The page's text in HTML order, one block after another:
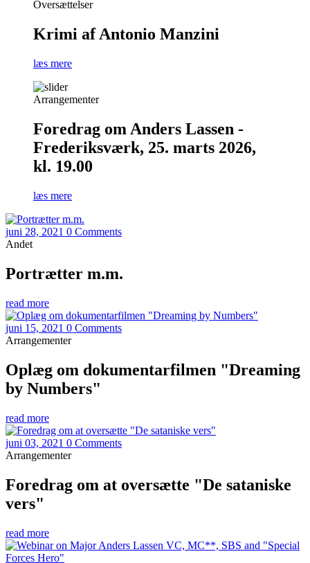
Oversættelser
Krimi af Antonio Manzini
læs mere
Arrangementer
Foredrag om Anders Lassen -
Frederiksværk, 25. marts 2026,
kl. 19.00
læs mere
juni 28, 2021 0 Comments
Andet
Portrætter m.m.
read more
juni 15, 2021 0 Comments
Arrangementer
Oplæg om dokumentarfilmen "Dreaming
by Numbers"
read more
juni 03, 2021 0 Comments
Arrangementer
Foredrag om at oversætte "De sataniske
vers"
read more